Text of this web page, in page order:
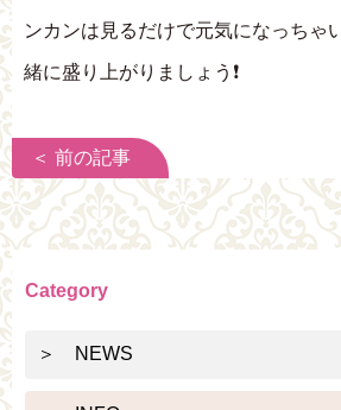
ンカンは見るだけで元気になっちゃ
緒に盛り上がりましょう❗
＜ 前の記事
Category
＞ NEWS